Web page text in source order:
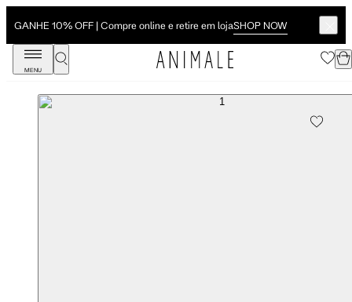
GANHE 10% OFF | Compre online e retire em lojaSHOP NOW
MENU